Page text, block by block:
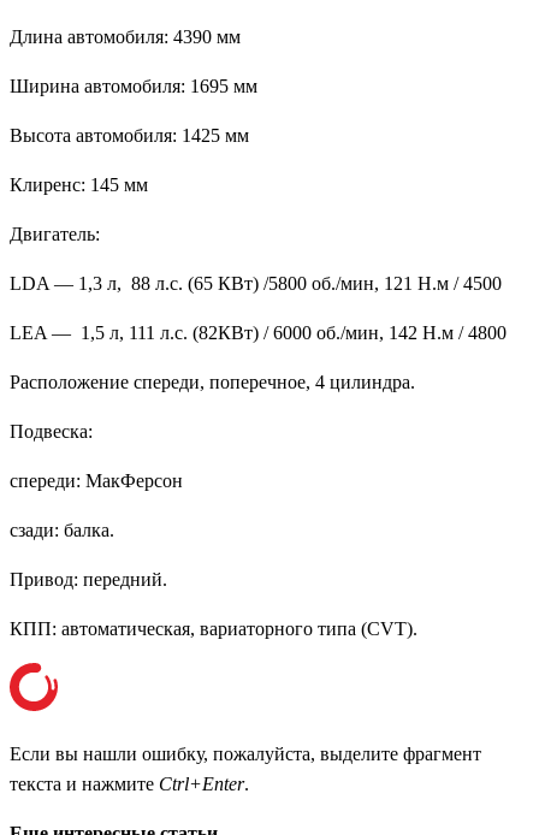
Длина автомобиля: 4390 мм
Ширина автомобиля: 1695 мм
Высота автомобиля: 1425 мм
Клиренс: 145 мм
Двигатель:
LDA — 1,3 л, 88 л.с. (65 КВт) /5800 об./мин, 121 Н.м / 4500
LEA — 1,5 л, 111 л.с. (82КВт) / 6000 об./мин, 142 Н.м / 4800
Расположение спереди, поперечное, 4 цилиндра.
Подвеска:
спереди: МакФерсон
сзади: балка.
Привод: передний.
КПП: автоматическая, вариаторного типа (CVT).
Если вы нашли ошибку, пожалуйста, выделите фрагмент
текста и нажмите Ctrl+Enter.